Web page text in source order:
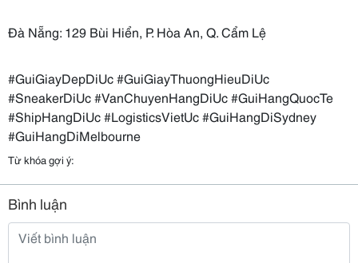
Đà Nẵng: 129 Bùi Hiển, P. Hòa An, Q. Cẩm Lệ
#GuiGiayDepDiUc #GuiGiayThuongHieuDiUc
#SneakerDiUc #VanChuyenHangDiUc #GuiHangQuocTe
#ShipHangDiUc #LogisticsVietUc #GuiHangDiSydney
#GuiHangDiMelbourne
Từ khóa gợi ý:
Bình luận